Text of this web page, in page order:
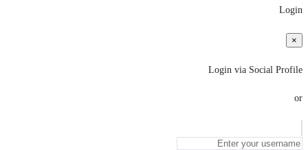
Login
×
Login via Social Profile
or